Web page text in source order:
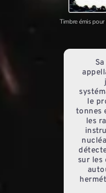
Timbre émis
le
tonnes
les
sur les